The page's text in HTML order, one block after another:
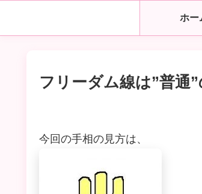
ホー
フリーダム線は”普通
今回の手相の見方は、